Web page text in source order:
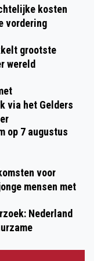
kosten
vordering
grootste
wereld
via het Gelders
op 7 augustus
voor
mensen met
Nederland